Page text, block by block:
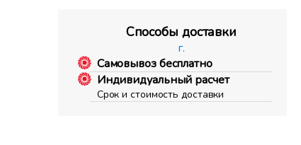
Способы доставки
г.
Самовывоз бесплатно
Индивидуальный расчет
Срок и стоимость доставки